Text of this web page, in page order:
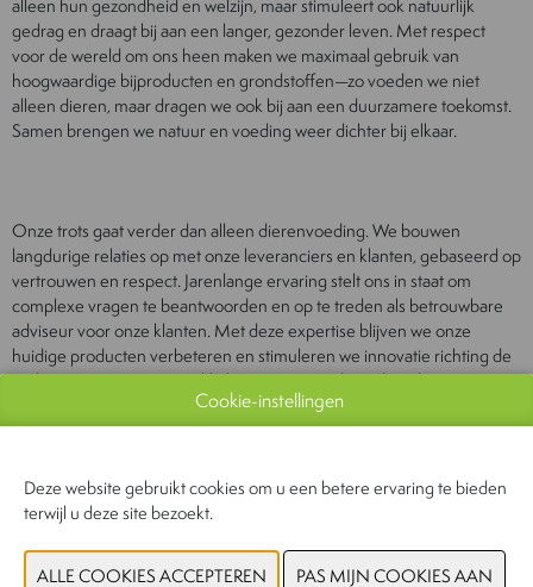
alleen hun gezondheid en welzijn, maar stimuleert ook natuurlijk
gedrag en draagt bij aan een langer, gezonder leven. Met respect
voor de wereld om ons heen maken we maximaal gebruik van
hoogwaardige bijproducten en grondstoffen—zo voeden we niet
alleen dieren, maar dragen we ook bij aan een duurzamere toekomst.
Samen brengen we natuur en voeding weer dichter bij elkaar.
Onze trots gaat verder dan alleen dierenvoeding. We bouwen
langdurige relaties op met onze leveranciers en klanten, gebaseerd op
vertrouwen en respect. Jarenlange ervaring stelt ons in staat om
complexe vragen te beantwoorden en op te treden als betrouwbare
adviseur voor onze klanten. Met deze expertise blijven we onze
huidige producten verbeteren en stimuleren we innovatie richting de
toekomst. Daarnaast ontwikkelen we maatwerkvoeders die zijn
afgestemd op specifieke klantbehoeften. Ook sponsoren we diverse
natuurbeschermingsprojecten, omdat we geloven in iets teruggeven
Bovenal zijn we trots op onze medewerkers. Hun toewijding, passie en
creativiteit vormen de drijvende kracht achter Kiezebrink. Dankzij hun
Cookie-instellingen
Deze website gebruikt cookies om u een betere ervaring te bieden
terwijl u deze site bezoekt.